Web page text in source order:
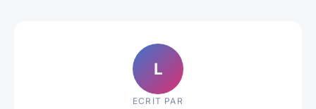
L
ECRIT PAR